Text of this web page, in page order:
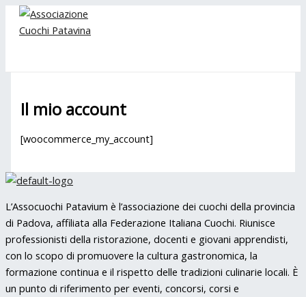
MENU
Il mio account
[woocommerce_my_account]
L’Assocuochi Patavium è l’associazione dei cuochi della provincia
di Padova, affiliata alla Federazione Italiana Cuochi. Riunisce
professionisti della ristorazione, docenti e giovani apprendisti,
con lo scopo di promuovere la cultura gastronomica, la
formazione continua e il rispetto delle tradizioni culinarie locali. È
un punto di riferimento per eventi, concorsi, corsi e